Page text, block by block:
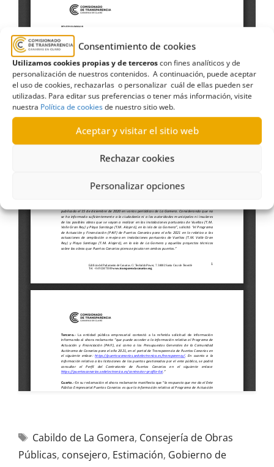
Consentimiento de cookies
Utilizamos cookies propias y de terceroscon fines analíticos y de
personalización de nuestros contenidos. A continuación, puede aceptar
el uso de cookies, rechazarlas o personalizar cuál de ellas pueden ser
utilizadas. Para editar sus preferencias o tener más información, visite
nuestra Política de cookiesde nuestro sitio web.
Aceptar y visitar el sitio web
Rechazar cookies
Personalizar opciones
Cabildo de La Gomera, Consejería de Obras
Públicas, consejero, Estimación, Gobierno de